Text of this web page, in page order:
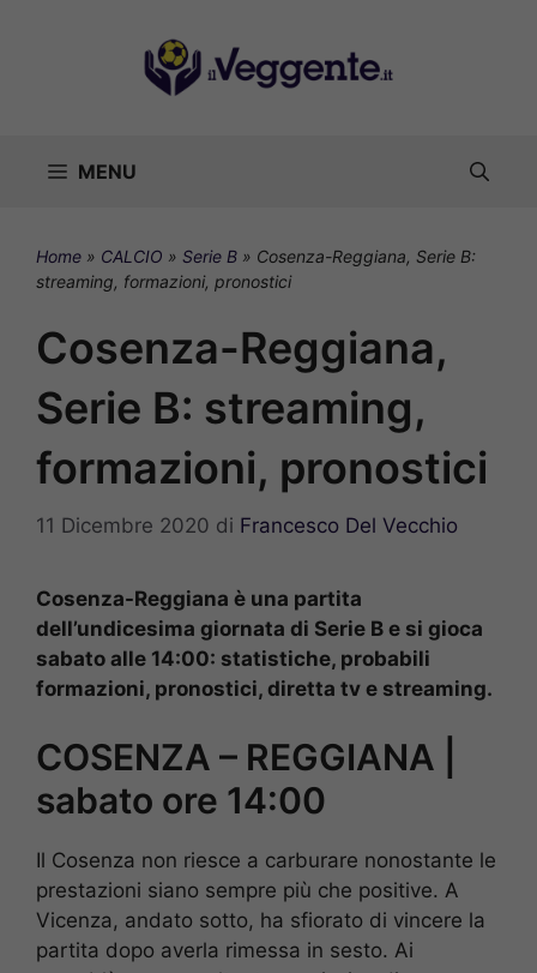
MENU
Home » CALCIO » Serie B » Cosenza-Reggiana, Serie B:
streaming, formazioni, pronostici
Cosenza-Reggiana,
Serie B: streaming,
formazioni, pronostici
11 Dicembre 2020 di Francesco Del Vecchio
Cosenza-Reggiana è una partita
dell’undicesima giornata di Serie B e si gioca
sabato alle 14:00: statistiche, probabili
formazioni, pronostici, diretta tv e streaming.
COSENZA – REGGIANA |
sabato ore 14:00
Il Cosenza non riesce a carburare nonostante le
prestazioni siano sempre più che positive. A
Vicenza, andato sotto, ha sfiorato di vincere la
partita dopo averla rimessa in sesto. Ai